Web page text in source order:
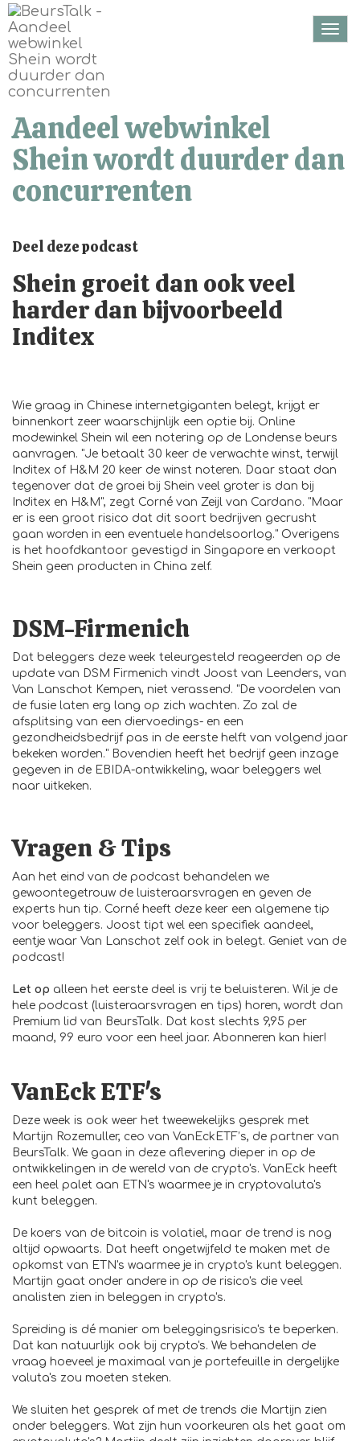
Aandeel webwinkel
Shein wordt duurder dan
concurrenten
Deel deze podcast
Shein groeit dan ook veel
harder dan bijvoorbeeld
Inditex
Wie graag in Chinese internetgiganten belegt, krijgt er
binnenkort zeer waarschijnlijk een optie bij. Online
modewinkel Shein wil een notering op de Londense beurs
aanvragen. "Je betaalt 30 keer de verwachte winst, terwijl
Inditex of H&M 20 keer de winst noteren. Daar staat dan
tegenover dat de groei bij Shein veel groter is dan bij
Inditex en H&M", zegt Corné van Zeijl van Cardano. "Maar
er is een groot risico dat dit soort bedrijven gecrusht
gaan worden in een eventuele handelsoorlog." Overigens
is het hoofdkantoor gevestigd in Singapore en verkoopt
Shein geen producten in China zelf.
DSM-Firmenich
Dat beleggers deze week teleurgesteld reageerden op de
update van DSM Firmenich vindt Joost van Leenders, van
Van Lanschot Kempen, niet verassend. "De voordelen van
de fusie laten erg lang op zich wachten. Zo zal de
afsplitsing van een diervoedings- en een
gezondheidsbedrijf pas in de eerste helft van volgend jaar
bekeken worden." Bovendien heeft het bedrijf geen inzage
gegeven in de EBIDA-ontwikkeling, waar beleggers wel
naar uitkeken.
Vragen & Tips
Aan het eind van de podcast behandelen we
gewoontegetrouw de luisteraarsvragen en geven de
experts hun tip. Corné heeft deze keer een algemene tip
voor beleggers. Joost tipt wel een specifiek aandeel,
eentje waar Van Lanschot zelf ook in belegt. Geniet van de
podcast!
Let op alleen het eerste deel is vrij te beluisteren. Wil je de
hele podcast (luisteraarsvragen en tips) horen, wordt dan
Premium lid van BeursTalk. Dat kost slechts 9,95 per
maand, 99 euro voor een heel jaar. Abonneren kan hier!
VanEck ETF's
Deze week is ook weer het tweewekelijks gesprek met
Martijn Rozemuller, ceo van VanEckETF’s, de partner van
BeursTalk. We gaan in deze aflevering dieper in op de
ontwikkelingen in de wereld van de crypto's. VanEck heeft
een heel palet aan ETN's waarmee je in cryptovaluta's
kunt beleggen.
De koers van de bitcoin is volatiel, maar de trend is nog
altijd opwaarts. Dat heeft ongetwijfeld te maken met de
opkomst van ETN's waarmee je in crypto's kunt beleggen.
Martijn gaat onder andere in op de risico's die veel
analisten zien in beleggen in crypto's.
Spreiding is dé manier om beleggingsrisico's te beperken.
Dat kan natuurlijk ook bij crypto's. We behandelen de
vraag hoeveel je maximaal van je portefeuille in dergelijke
valuta's zou moeten steken.
We sluiten het gesprek af met de trends die Martijn zien
onder beleggers. Wat zijn hun voorkeuren als het gaat om